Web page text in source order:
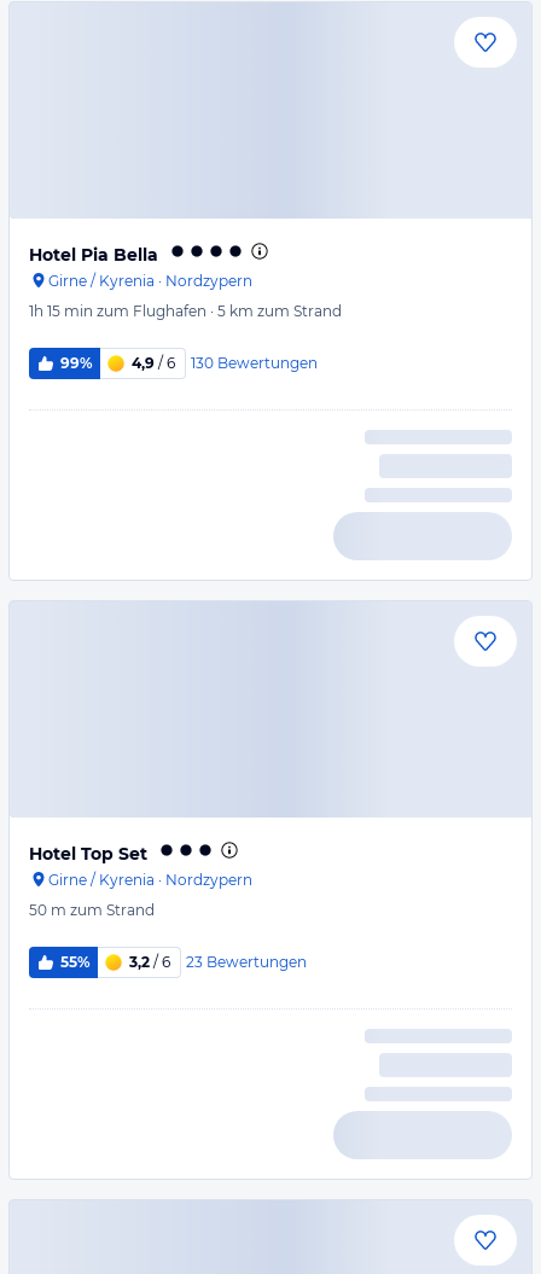
Hotel Pia Bella
Girne / Kyrenia · Nordzypern
1h 15 min zum Flughafen · 5 km zum Strand
99% 4,9 / 6 130 Bewertungen
Hotel Top Set
Girne / Kyrenia · Nordzypern
50 m zum Strand
55% 3,2 / 6 23 Bewertungen